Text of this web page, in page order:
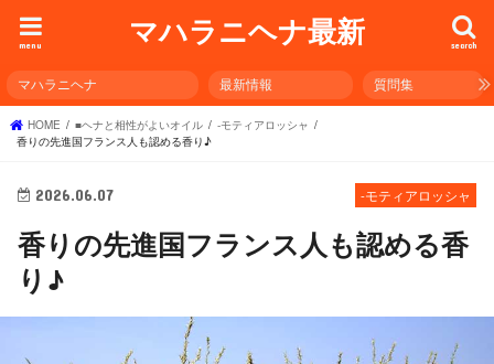
マハラニヘナ最新 search
menu
マハラニヘナ 最新情報 質問集
HOME ■ヘナと相性がよいオイル
-モティアロッシャ
香りの先進国フランス人も認める香り♪
-モティアロッシャ
2026.06.07
香りの先進国フランス人も認める香
り♪